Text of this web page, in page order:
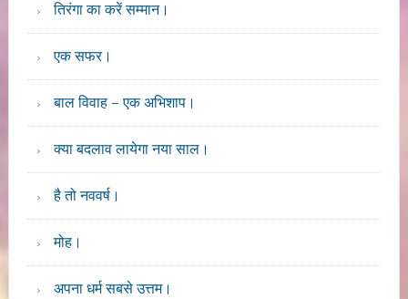
तिरंगा का करें सम्मान।
एक सफर।
बाल विवाह – एक अभिशाप।
क्या बदलाव लायेगा नया साल।
है तो नववर्ष।
मोह।
अपना धर्म सबसे उत्तम।